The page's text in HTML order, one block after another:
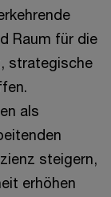
Raum für die
strategische
als
steigern,
erhöhen